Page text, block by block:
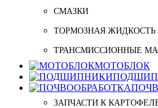
СМАЗКИ
ТОРМОЗНАЯ ЖИДКОСТЬ
ТРАНСМИССИОННЫЕ
МОТОБЛОК
ЗАПЧАСТИ К